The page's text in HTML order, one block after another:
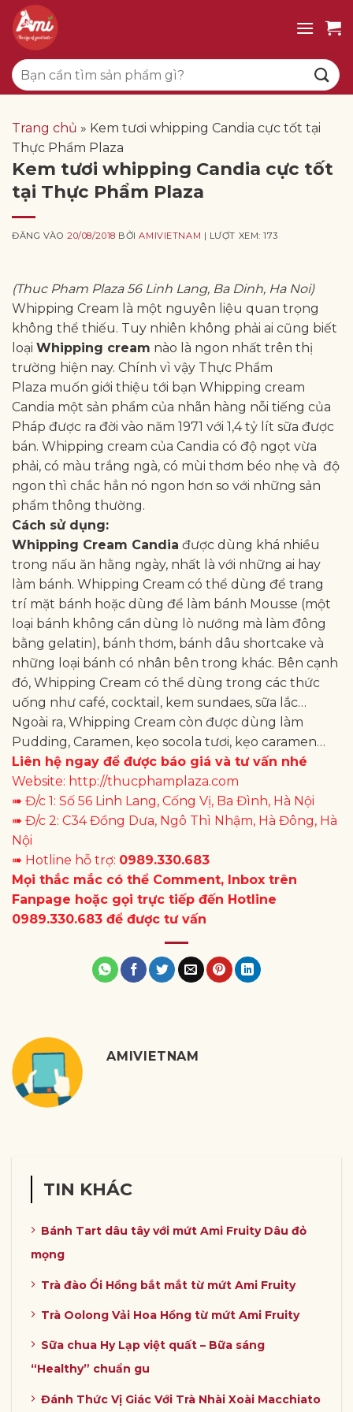
qua
dung
Tìm
kiếm:
Trang chủ » Kem tươi whipping Candia cực tốt tại
Thực Phẩm Plaza
Kem tươi whipping Candia cực tốt
tại Thực Phẩm Plaza
ĐĂNG VÀO20/08/2018 BỞIAMIVIETNAM | LƯỢT XEM: 173
(Thuc Pham Plaza 56 Linh Lang, Ba Dinh, Ha Noi)
Whipping Cream là một nguyên liệu quan trọng
không thể thiếu. Tuy nhiên không phải ai cũng biết
loại Whipping cream nào là ngon nhất trên thị
trường hiện nay. Chính vì vậy Thực Phẩm
Plaza muốn giới thiệu tới bạn Whipping cream
Candia một sản phẩm của nhãn hàng nỗi tiếng của
Pháp được ra đời vào năm 1971 với 1,4 tỷ lít sữa được
bán. Whipping cream của Candia có độ ngọt vừa
phải, có màu trắng ngà, có mùi thơm béo nhẹ và độ
ngon thì chắc hẳn nó ngon hơn so với những sản
phẩm thông thường.
Cách sử dụng:
Whipping Cream Candia được dùng khá nhiều
trong nấu ăn hằng ngày, nhất là với những ai hay
làm bánh. Whipping Cream có thể dùng để trang
trí mặt bánh hoặc dùng để làm bánh Mousse (một
loại bánh không cần dùng lò nướng mà làm đông
bằng gelatin), bánh thơm, bánh dâu shortcake và
những loại bánh có nhân bên trong khác. Bên cạnh
đó, Whipping Cream có thể dùng trong các thức
uống như café, cocktail, kem sundaes, sữa lắc…
Ngoài ra, Whipping Cream còn được dùng làm
Pudding, Caramen, kẹo socola tươi, kẹo caramen…
Liên hệ ngay để được báo giá và tư vấn nhé
Website: http://thucphamplaza.com
➠ Đ/c 1: Số 56 Linh Lang, Cống Vị, Ba Đình, Hà Nội
➠ Đ/c 2: C34 Đồng Dưa, Ngô Thì Nhậm, Hà Đông, Hà
Nội
➠ Hotline hỗ trợ: 0989.330.683
Mọi thắc mắc có thể Comment, Inbox trên
Fanpage hoặc gọi trực tiếp đến Hotline
0989.330.683 để được tư vấn
AMIVIETNAM
TIN KHÁC
Bánh Tart dâu tây với mứt Ami Fruity Dâu đỏ
mọng
Trà đào Ổi Hồng bắt mắt từ mứt Ami Fruity
Trà Oolong Vải Hoa Hồng từ mứt Ami Fruity
Sữa chua Hy Lạp việt quất – Bữa sáng
“Healthy” chuẩn gu
Đánh Thức Vị Giác Với Trà Nhài Xoài Macchiato